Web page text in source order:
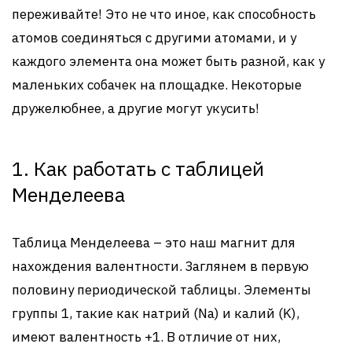
переживайте! Это не что иное, как способность
атомов соединяться с другими атомами, и у
каждого элемента она может быть разной, как у
маленьких собачек на площадке. Некоторые
дружелюбнее, а другие могут укусить!
1. Как работать с таблицей
Менделеева
Таблица Менделеева – это наш магнит для
нахождения валентности. Заглянем в первую
половину периодической таблицы. Элементы
группы 1, такие как натрий (Na) и калий (K),
имеют валентность +1. В отличие от них,